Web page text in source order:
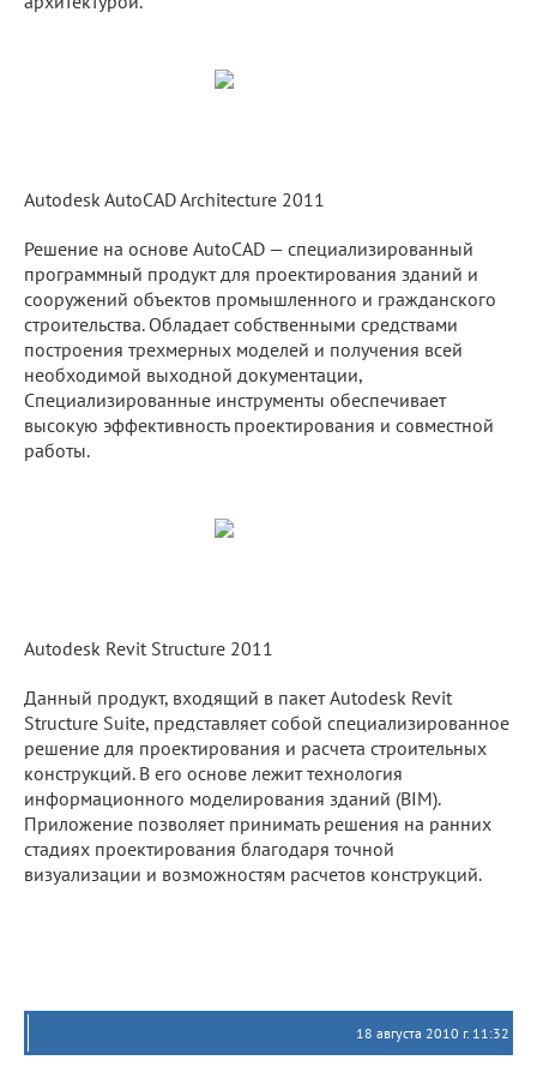
Autodesk AutoCAD Architecture 2011
Решение на основе AutoCAD — специализированный
программный продукт для проектирования зданий и
сооружений объектов промышленного и гражданского
строительства. Обладает собственными средствами
построения трехмерных моделей и получения всей
необходимой выходной документации,
Специализированные инструменты обеспечивает
высокую эффективность проектирования и совместной
работы.
Autodesk Revit Structure 2011
Данный продукт, входящий в пакет Autodesk Revit
Structure Suite, представляет собой специализированное
решение для проектирования и расчета строительных
конструкций. В его основе лежит технология
информационного моделирования зданий (BIM).
Приложение позволяет принимать решения на ранних
стадиях проектирования благодаря точной
визуализации и возможностям расчетов конструкций.
18 августа 2010 г. 11:32